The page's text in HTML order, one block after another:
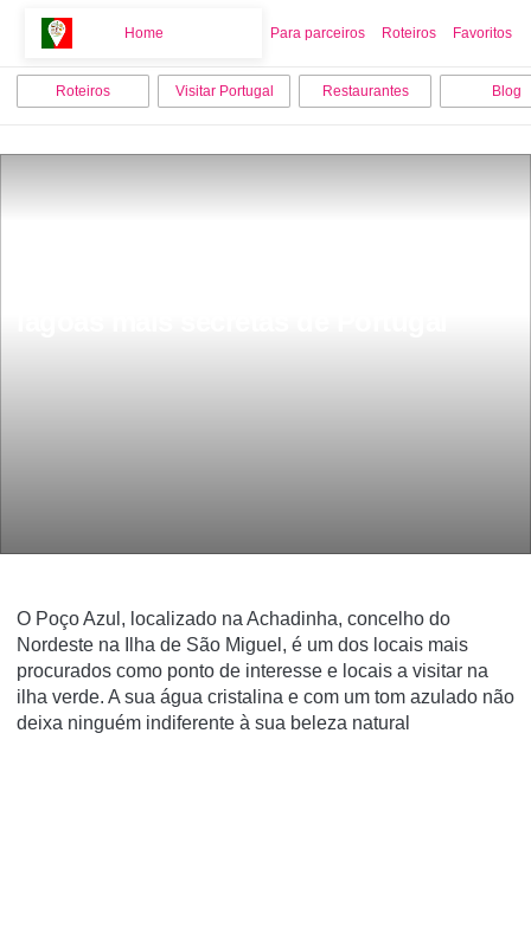
Home Para parceiros Roteiros Favoritos
Home
Roteiros Visitar Portugal Restaurantes Blog
O Poço Azul, localizado na Achadinha, concelho do
Nordeste na Ilha de São Miguel, é um dos locais mais
procurados como ponto de interesse e locais a visitar na
ilha verde. A sua água cristalina e com um tom azulado não
deixa ninguém indiferente à sua beleza natural